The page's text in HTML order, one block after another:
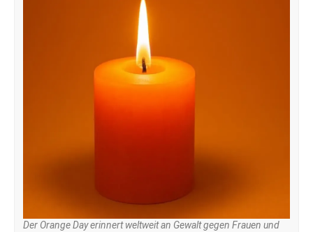
Der Orange Day erinnert weltweit an Gewalt gegen Frauen und